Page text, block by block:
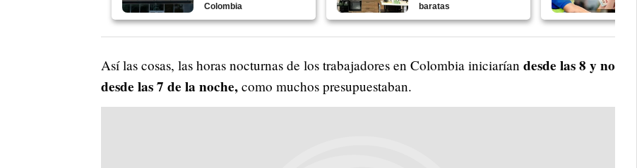
Colombia
baratas
Así las cosas, las horas nocturnas de los trabajadores en Colombia iniciarían desde las 8 y no
desde las 7 de la noche, como muchos presupuestaban.